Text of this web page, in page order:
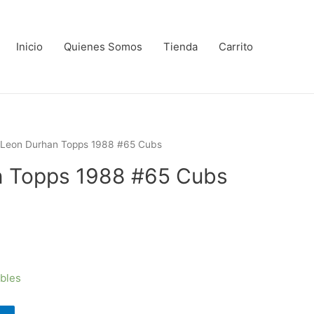
Inicio Quienes Somos Tienda Carrito
Durhan Topps 1988 #65 Cubs
Topps 1988 #65 Cubs